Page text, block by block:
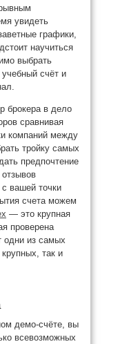
увидеть
графики,
научиться
выбрать
учебный счёт и
брокера в дело
сравнивая
компаний между
тройку самых
предпочтение
вашей точки
счета можем
— это крупная
проверена
одни из самых
так и
демо-счёте, вы
всевозможных